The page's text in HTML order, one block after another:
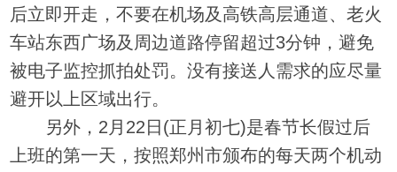
后立即开走，不要在机场及高铁高层通道、老火
车站东西广场及周边道路停留超过3分钟，避免
被电子监控抓拍处罚。没有接送人需求的应尽量
避开以上区域出行。
另外，2月22日(正月初七)是春节长假过后
上班的第一天，按照郑州市颁布的每天两个机动